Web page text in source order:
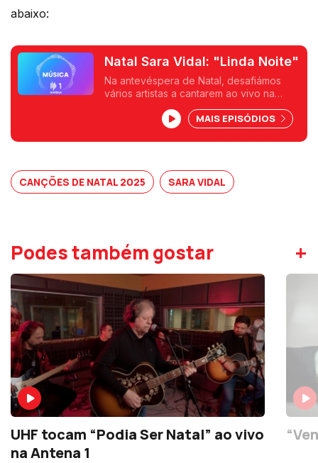
abaixo:
Natal Sara Vidal: "Linda Noite"
Na antevéspera de Natal, desafiámos
vários artistas a cantarem ao vivo na
vivemos e partilharem com os ouvintes
as suas memórias e hábitos natalícios.
MAIS EPISÓDIOS
CANÇÕES DE NATAL 2025 SARA VIDAL
Podes também gostar +
UHF tocam “Podia Ser Natal” ao vivo
na Antena 1